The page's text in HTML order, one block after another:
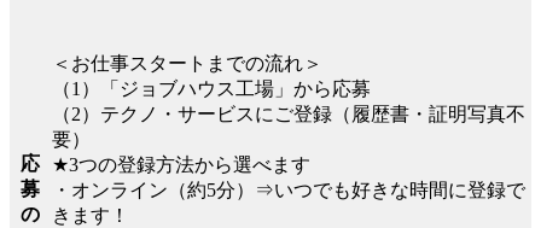
応
募
の
＜お仕事スタートまでの流れ＞
（1）「ジョブハウス工場」から応募
（2）テクノ・サービスにご登録（履歴書・証明写真不
要）
★3つの登録方法から選べます
・オンライン（約5分）⇒いつでも好きな時間に登録で
きます！